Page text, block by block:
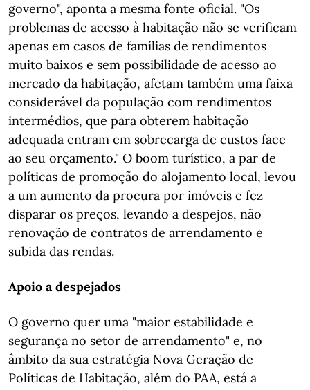
governo", aponta a mesma fonte oficial. "Os
problemas de acesso à habitação não se verificam
apenas em casos de famílias de rendimentos
muito baixos e sem possibilidade de acesso ao
mercado da habitação, afetam também uma faixa
considerável da população com rendimentos
intermédios, que para obterem habitação
adequada entram em sobrecarga de custos face
ao seu orçamento." O boom turístico, a par de
políticas de promoção do alojamento local, levou
a um aumento da procura por imóveis e fez
disparar os preços, levando a despejos, não
renovação de contratos de arrendamento e
subida das rendas.
Apoio a despejados
O governo quer uma "maior estabilidade e
segurança no setor de arrendamento" e, no
âmbito da sua estratégia Nova Geração de
Políticas de Habitação, além do PAA, está a